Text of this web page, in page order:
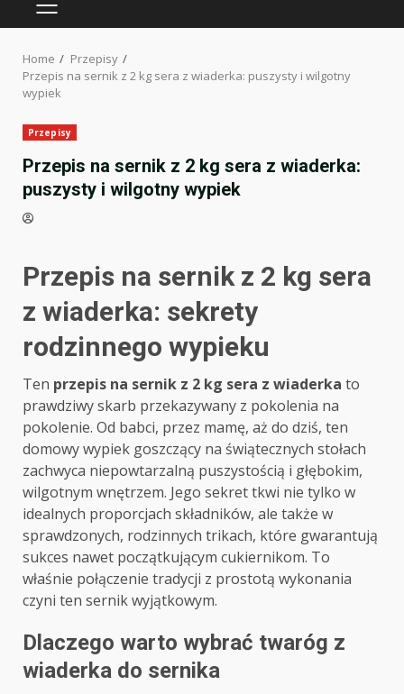
PRIMARY
Home
Przepisy
Przepis na sernik z 2 kg sera z wiaderka: puszysty i wilgotny
wypiek
Przepisy
Przepis na sernik z 2 kg sera z wiaderka:
puszysty i wilgotny wypiek
Przepis na sernik z 2 kg sera
z wiaderka: sekrety
rodzinnego wypieku
Ten przepis na sernik z 2 kg sera z wiaderka to
prawdziwy skarb przekazywany z pokolenia na
pokolenie. Od babci, przez mamę, aż do dziś, ten
domowy wypiek goszczący na świątecznych stołach
zachwyca niepowtarzalną puszystością i głębokim,
wilgotnym wnętrzem. Jego sekret tkwi nie tylko w
idealnych proporcjach składników, ale także w
sprawdzonych, rodzinnych trikach, które gwarantują
sukces nawet początkującym cukiernikom. To
właśnie połączenie tradycji z prostotą wykonania
czyni ten sernik wyjątkowym.
Dlaczego warto wybrać twaróg z
wiaderka do sernika